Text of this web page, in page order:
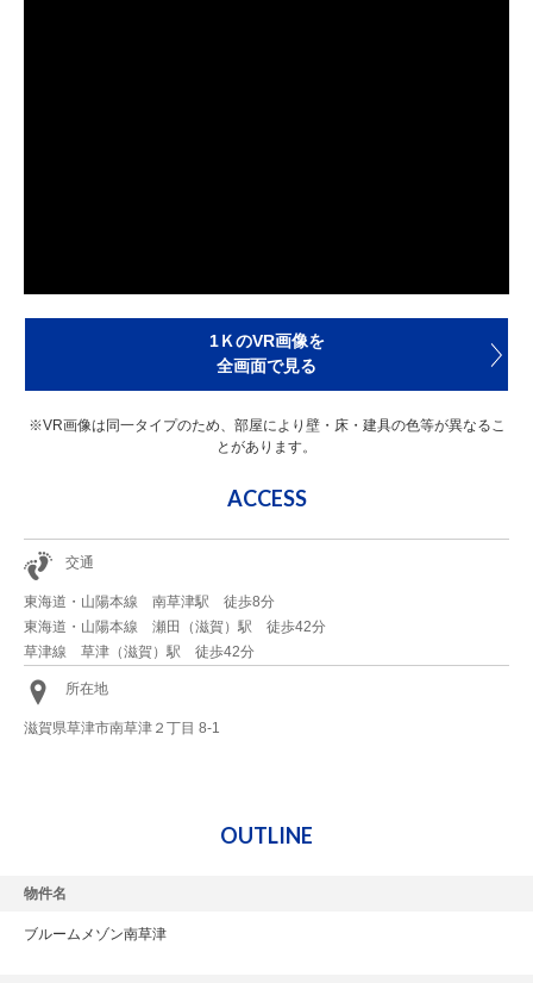
1ＫのVR画像を
全画面で見る
※VR画像は同一タイプのため、部屋により壁・床・建具の色等が異なるこ
とがあります。
ACCESS
交通
東海道・山陽本線 南草津駅 徒歩8分
東海道・山陽本線 瀬田（滋賀）駅 徒歩42分
草津線 草津（滋賀）駅 徒歩42分
所在地
滋賀県草津市南草津２丁目 8-1
OUTLINE
物件名
ブルームメゾン南草津